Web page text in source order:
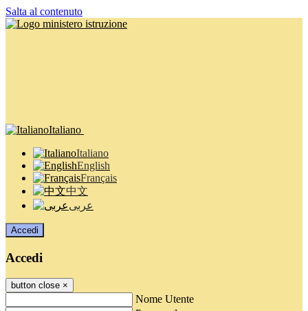
Salta al contenuto
Italiano
Italiano
English
Français
中文
عربى
Accedi
Accedi
button close ×
Nome Utente